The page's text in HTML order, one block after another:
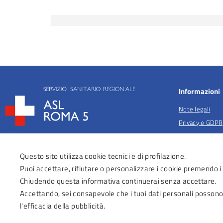
Informazioni
Note legali
Privacy e GDPR
Privacy per
Anticorruzione
Obiettivi di
Dichiarazione
Regolamenti
Questo sito utilizza cookie tecnici e di profilazione.
Puoi accettare, rifiutare o personalizzare i cookie premendo
Chiudendo questa informativa continuerai senza accettare.
Accettando, sei consapevole che i tuoi dati personali
l'efficacia della pubblicità.